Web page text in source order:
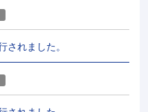
されました。